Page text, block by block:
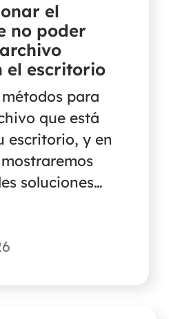
el
no poder
el escritorio
para
que está
escritorio, y en
soluciones